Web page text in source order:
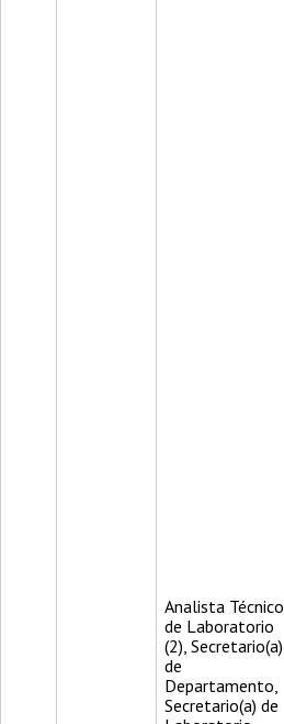
Analista Técnico
de Laboratorio
(2), Secretario(a)
de
Departamento,
Secretario(a) de